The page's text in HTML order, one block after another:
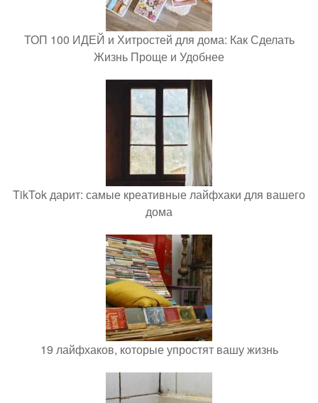
ТОП 100 ИДЕЙ и Хитростей для дома: Как Сделать
Жизнь Проще и Удобнее
TikTok дарит: самые креативные лайфхаки для вашего
дома
19 лайфхаков, которые упростят вашу жизнь